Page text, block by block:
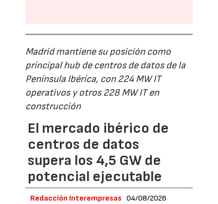
Madrid mantiene su posición como
principal hub de centros de datos de la
Península Ibérica, con 224 MW IT
operativos y otros 228 MW IT en
construcción
El mercado ibérico de
centros de datos
supera los 4,5 GW de
potencial ejecutable
Redacción Interempresas 04/08/2026